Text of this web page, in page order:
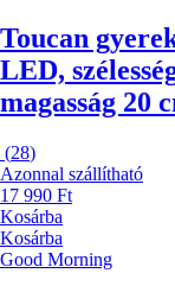
Toucan
LED,
magasság 20
(28)
Azonnal szállítható
17 990 Ft
Kosárba
Kosárba
Good Morning